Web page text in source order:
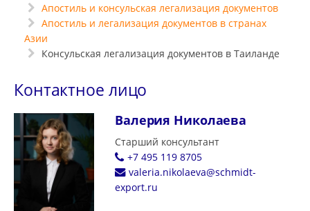
Апостиль и консульская легализация документов
Апостиль и легализация документов в странах
Азии
Консульская легализация документов в Таиланде
Контактное лицо
Валерия Николаева
Старший консультант
+7 495 119 8705
valeria.nikolaeva@schmidt-
export.ru